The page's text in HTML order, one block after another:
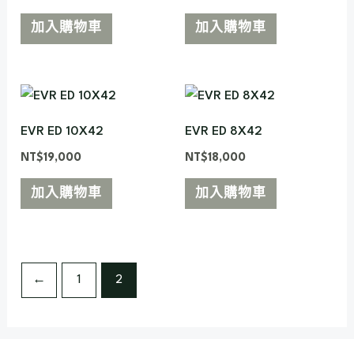
加入購物車 加入購物車
EVR ED 10X42
NT$19,000
加入購物車
EVR ED 8X42
NT$18,000
加入購物車
← 1 2